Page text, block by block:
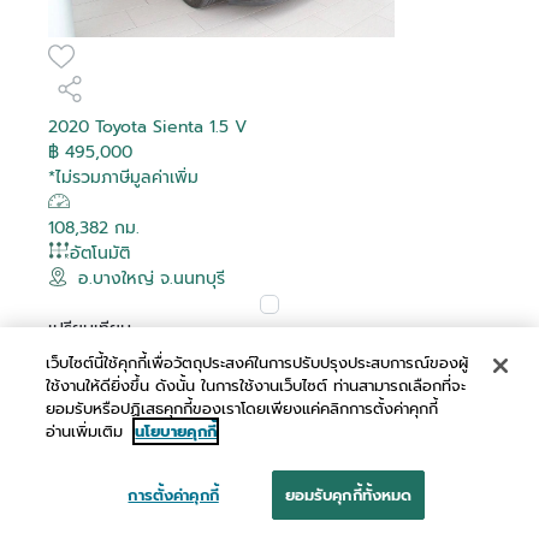
2020 Toyota Sienta 1.5 V
฿ 495,000
*ไม่รวมภาษีมูลค่าเพิ่ม
108,382 กม.
อัตโนมัติ
อ.บางใหญ่ จ.นนทบุรี
เปรียบเทียบ
ผ่อนเริ่มต้น
฿ 9,739 /เดือน
เว็บไซต์นี้ใช้คุกกี้เพื่อวัตถุประสงค์ในการปรับปรุงประสบการณ์ของผู้
ใช้งานให้ดียิ่งขึ้น ดังนั้น ในการใช้งานเว็บไซต์ ท่านสามารถเลือกที่จะ
ยอมรับหรือปฏิเสธคุกกี้ของเราโดยเพียงแค่คลิกการตั้งค่าคุกกี้
อ่านเพิ่มเติม นโยบายคุกกี้
การตั้งค่าคุกกี้ ยอมรับคุกกี้ทั้งหมด